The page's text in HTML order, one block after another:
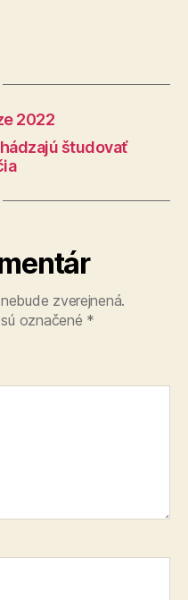
2022
študovať
zverejnená.
označené *